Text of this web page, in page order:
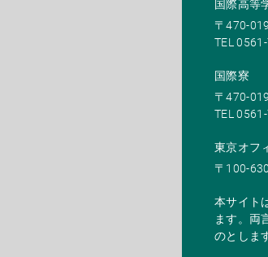
国際高等
〒470-
TEL
国際寮
〒470-
TEL
東京オフ
〒100-
本サイト
ます。両
のとしま